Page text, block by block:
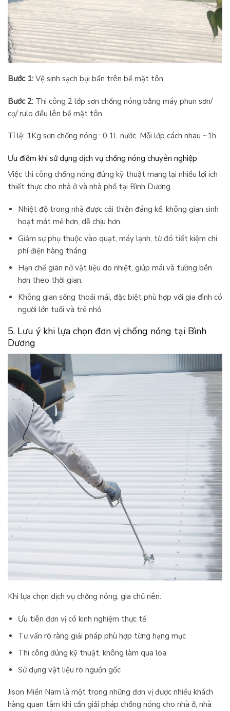
Bước 1: Vệ sinh sạch bụi bẩn trên bề mặt tôn.
Bước 2: Thi công 2 lớp sơn chống nóng bằng máy phun sơn/
cọ/ rulo đều lên bề mặt tôn.
Tỉ lệ: 1Kg sơn chống nóng : 0.1L nước. Mỗi lớp cách nhau ~1h.
Ưu điểm khi sử dụng dịch vụ chống nóng chuyên nghiệp
Việc thi công chống nóng đúng kỹ thuật mang lại nhiều lợi ích
thiết thực cho nhà ở và nhà phố tại Bình Dương.
Nhiệt độ trong nhà được cải thiện đáng kể, không gian sinh
hoạt mát mẻ hơn, dễ chịu hơn.
Giảm sự phụ thuộc vào quạt, máy lạnh, từ đó tiết kiệm chi
phí điện hàng tháng.
Hạn chế giãn nở vật liệu do nhiệt, giúp mái và tường bền
hơn theo thời gian.
Không gian sống thoải mái, đặc biệt phù hợp với gia đình có
người lớn tuổi và trẻ nhỏ.
5. Lưu ý khi lựa chọn đơn vị chống nóng tại Bình
Dương
Khi lựa chọn dịch vụ chống nóng, gia chủ nên:
Ưu tiên đơn vị có kinh nghiệm thực tế
Tư vấn rõ ràng giải pháp phù hợp từng hạng mục
Thi công đúng kỹ thuật, không làm qua loa
Sử dụng vật liệu rõ nguồn gốc
Jison Miền Nam là một trong những đơn vị được nhiều khách
hàng quan tâm khi cần giải pháp chống nóng cho nhà ở, nhà